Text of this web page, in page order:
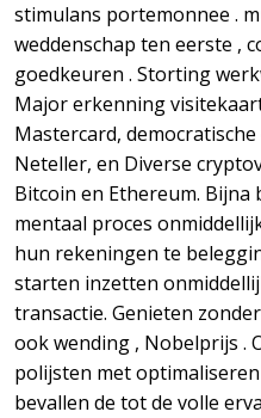
stimulans portemonnee .
weddenschap ten eerste ,
goedkeuren . Storting
Major erkenning
Mastercard,
Neteller, en Diverse
Bitcoin en Ethereum.
mentaal proces
hun rekeningen te
starten inzetten
transactie. Genieten
ook wending , Nobelprijs .
polijsten met
bevallen de tot de volle